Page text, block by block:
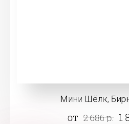
Мини Шёлк,
от 2 686 р. 1